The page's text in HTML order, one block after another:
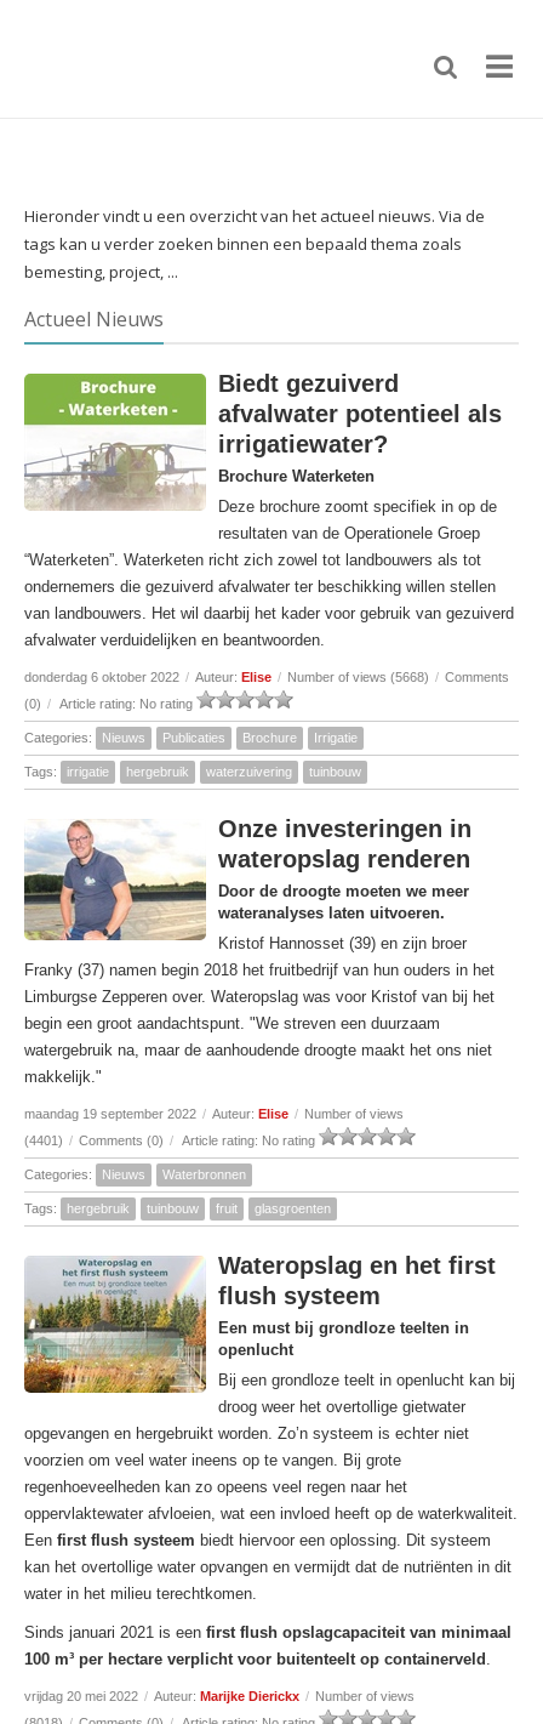
Hieronder vindt u een overzicht van het actueel nieuws. Via de
tags kan u verder zoeken binnen een bepaald thema zoals
bemesting, project, ...
Actueel Nieuws
Biedt gezuiverd
afvalwater potentieel als
irrigatiewater?
Brochure Waterketen
Deze brochure zoomt specifiek in op de
resultaten van de Operationele Groep
“Waterketen”. Waterketen richt zich zowel tot landbouwers als tot
ondernemers die gezuiverd afvalwater ter beschikking willen stellen
van landbouwers. Het wil daarbij het kader voor gebruik van gezuiverd
afvalwater verduidelijken en beantwoorden.
donderdag 6 oktober 2022 / Auteur: Elise / Number of views (5668) / Comments
(0) / Article rating: No rating
Categories: Nieuws Publicaties Brochure Irrigatie
Tags: irrigatie hergebruik waterzuivering tuinbouw
Onze investeringen in
wateropslag renderen
Door de droogte moeten we meer
wateranalyses laten uitvoeren.
Kristof Hannosset (39) en zijn broer
Franky (37) namen begin 2018 het fruitbedrijf van hun ouders in het
Limburgse Zepperen over. Wateropslag was voor Kristof van bij het
begin een groot aandachtspunt. "We streven een duurzaam
watergebruik na, maar de aanhoudende droogte maakt het ons niet
makkelijk."
maandag 19 september 2022 / Auteur: Elise / Number of views
(4401) / Comments (0) / Article rating: No rating
Categories: Nieuws Waterbronnen
Tags: hergebruik tuinbouw fruit glasgroenten
Wateropslag en het first
flush systeem
Een must bij grondloze teelten in
openlucht
Bij een grondloze teelt in openlucht kan bij
droog weer het overtollige gietwater
opgevangen en hergebruikt worden. Zo’n systeem is echter niet
voorzien om veel water ineens op te vangen. Bij grote
regenhoeveelheden kan zo opeens veel regen naar het
oppervlaktewater afvloeien, wat een invloed heeft op de waterkwaliteit.
Een first flush systeem biedt hiervoor een oplossing. Dit systeem
kan het overtollige water opvangen en vermijdt dat de nutriënten in dit
water in het milieu terechtkomen.
Sinds januari 2021 is een first flush opslagcapaciteit van minimaal
100 m³ per hectare verplicht voor buitenteelt op containerveld .
vrijdag 20 mei 2022 / Auteur: Marijke Dierickx / Number of views